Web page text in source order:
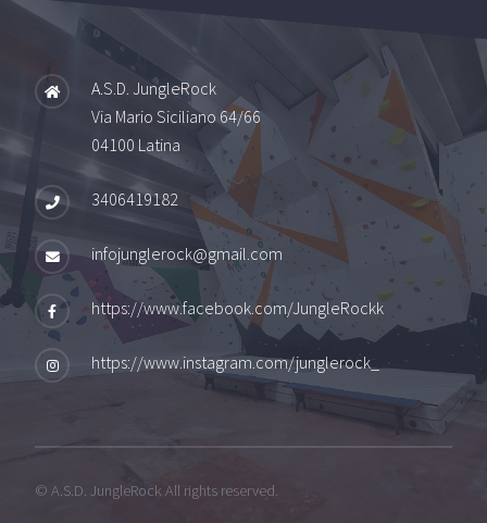
A.S.D. JungleRock
Via Mario Siciliano 64/66
04100 Latina
3406419182
infojunglerock@gmail.com
https://www.facebook.com/JungleRockk
https://www.instagram.com/junglerock_
© A.S.D. JungleRock All rights reserved.